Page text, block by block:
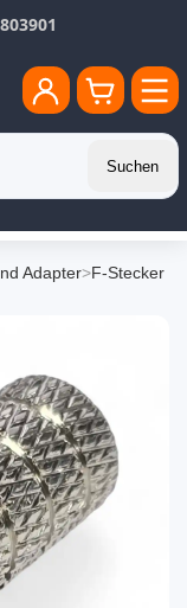
Suchen
Adapter>F-Stecker